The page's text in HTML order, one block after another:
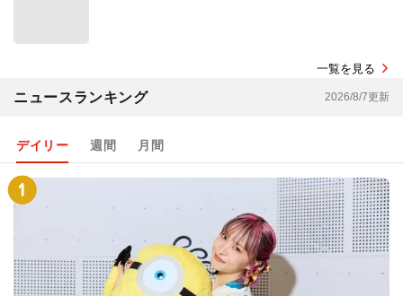
一覧を見る
ニュースランキング 2026/8/7更新
デイリー 週間 月間